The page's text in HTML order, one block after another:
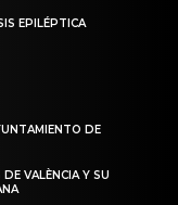
EPILÉPTICA
DE
VALÈNCIA Y SU